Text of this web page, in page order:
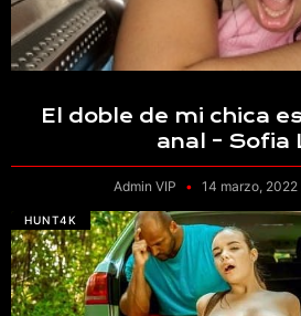
El doble de mi chica
anal – Sofia
Admin VIP 14 marzo, 2022
HUNT4K